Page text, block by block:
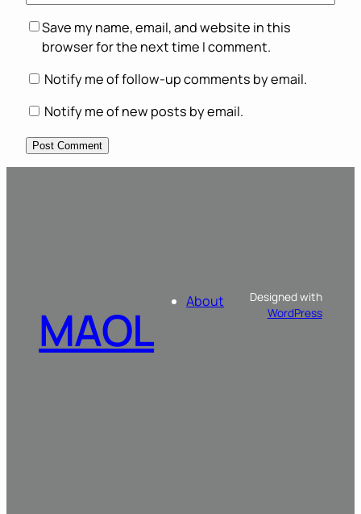
Save my name, email, and website in this
browser for the next time I comment.
Notify me of follow-up comments by email.
Notify me of new posts by email.
MAOL About
Designed with
WordPress